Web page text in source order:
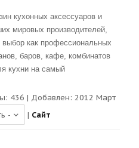
кухонных аксессуаров и
мировых производителей,
как профессиональных
баров, кафе, комбинатов
кухни на самый
436 | Добавлен: 2012 Март
| Сайт